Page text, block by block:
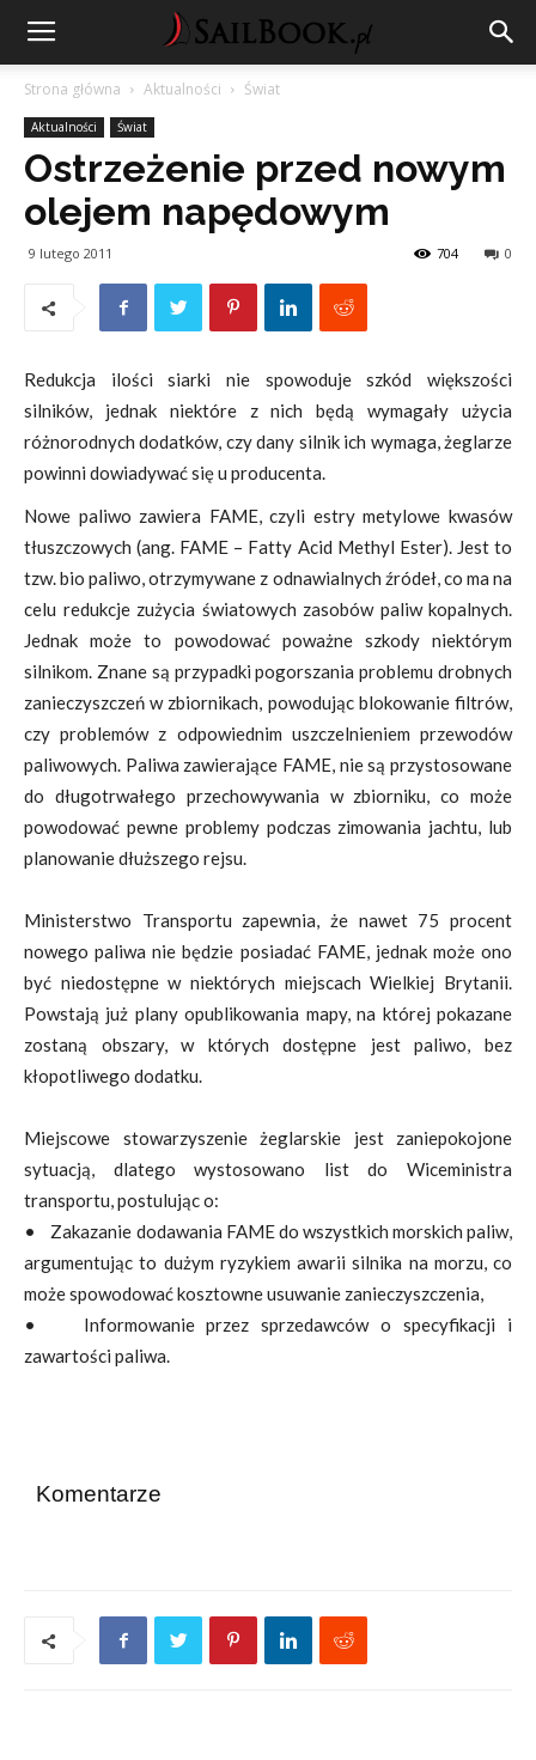
Strona główna Aktualności Świat
Aktualności Świat
Ostrzeżenie przed nowym
olejem napędowym
9 lutego 2011 0
704
Redukcja ilości siarki nie spowoduje szkód większości
silników, jednak niektóre z nich będą wymagały użycia
różnorodnych dodatków, czy dany silnik ich wymaga, żeglarze
powinni dowiadywać się u producenta.
Nowe paliwo zawiera FAME, czyli estry metylowe kwasów
tłuszczowych (ang. FAME – Fatty Acid Methyl Ester). Jest to
tzw. bio paliwo, otrzymywane z odnawialnych źródeł, co ma na
celu redukcje zużycia światowych zasobów paliw kopalnych.
Jednak może to powodować poważne szkody niektórym
silnikom. Znane są przypadki pogorszania problemu drobnych
zanieczyszczeń w zbiornikach, powodując blokowanie filtrów,
czy problemów z odpowiednim uszczelnieniem przewodów
paliwowych. Paliwa zawierające FAME, nie są przystosowane
do długotrwałego przechowywania w zbiorniku, co może
powodować pewne problemy podczas zimowania jachtu, lub
planowanie dłuższego rejsu.
Ministerstwo Transportu zapewnia, że nawet 75 procent
nowego paliwa nie będzie posiadać FAME, jednak może ono
być niedostępne w niektórych miejscach Wielkiej Brytanii.
Powstają już plany opublikowania mapy, na której pokazane
zostaną obszary, w których dostępne jest paliwo, bez
kłopotliwego dodatku.
Miejscowe stowarzyszenie żeglarskie jest zaniepokojone
sytuacją, dlatego wystosowano list do Wiceministra
transportu, postulując o:
• Zakazanie dodawania FAME do wszystkich morskich paliw,
argumentując to dużym ryzykiem awarii silnika na morzu, co
może spowodować kosztowne usuwanie zanieczyszczenia,
• Informowanie przez sprzedawców o specyfikacji i
zawartości paliwa.
Komentarze